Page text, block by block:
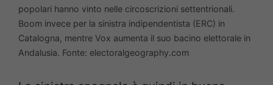
popolari hanno vinto nelle circoscrizioni settentrionali.
Boom invece per la sinistra indipendentista (ERC) in
Catalogna, mentre Vox aumenta il suo bacino elettorale in
Andalusia. Fonte: electoralgeography.com